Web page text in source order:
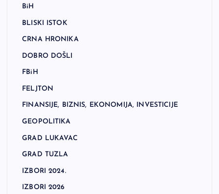
BiH
BLISKI ISTOK
CRNA HRONIKA
DOBRO DOŠLI
FBiH
FELJTON
FINANSIJE, BIZNIS, EKONOMIJA, INVESTICIJE
GEOPOLITIKA
GRAD LUKAVAC
GRAD TUZLA
IZBORI 2024.
IZBORI 2026